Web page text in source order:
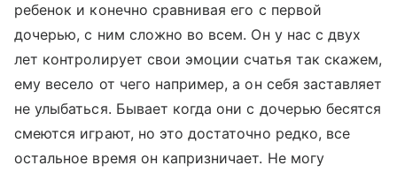
ребенок и конечно сравнивая его с первой
дочерью, с ним сложно во всем. Он у нас с двух
лет контролирует свои эмоции счатья так скажем,
ему весело от чего например, а он себя заставляет
не улыбаться. Бывает когда они с дочерью бесятся
смеются играют, но это достаточно редко, все
остальное время он капризничает. Не могу